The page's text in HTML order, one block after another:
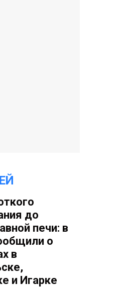
до
печи: в
о
в
и Игарке